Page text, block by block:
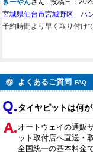
きーやんさん 投稿日：
宮城県仙台市宮城野区 ハ
予約時間より早く取り付け
よくあるご質問 FAQ
タイヤピットは何
オートウェイの通販
ット取付店へ直送・
全国統一の基本料金